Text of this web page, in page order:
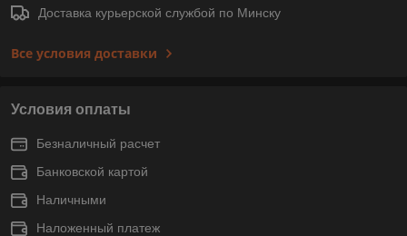
Доставка курьерской службой по Минску
Все условия доставки
Условия оплаты
Безналичный расчет
Банковской картой
Наличными
Наложенный платеж